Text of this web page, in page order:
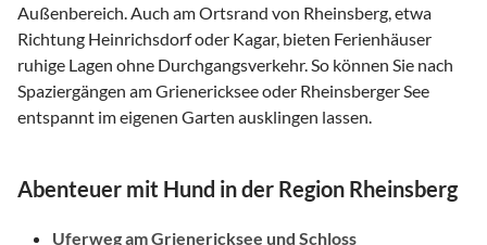
Außenbereich. Auch am Ortsrand von Rheinsberg, etwa
Richtung Heinrichsdorf oder Kagar, bieten Ferienhäuser
ruhige Lagen ohne Durchgangsverkehr. So können Sie nach
Spaziergängen am Grienericksee oder Rheinsberger See
entspannt im eigenen Garten ausklingen lassen.
Abenteuer mit Hund in der Region Rheinsberg
Uferweg am Grienericksee und Schloss